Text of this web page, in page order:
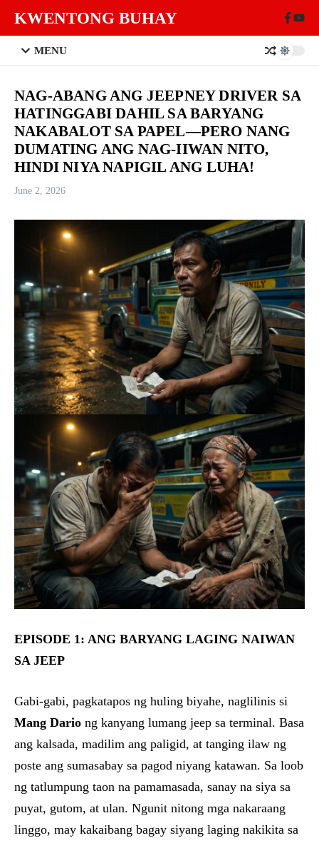
KWENTONG BUHAY
MENU
NAG-ABANG ANG JEEPNEY DRIVER SA
HATINGGABI DAHIL SA BARYANG
NAKABALOT SA PAPEL—PERO NANG
DUMATING ANG NAG-IIWAN NITO,
HINDI NIYA NAPIGIL ANG LUHA!
June 2, 2026
EPISODE 1: ANG BARYANG LAGING NAIWAN
SA JEEP
Gabi-gabi, pagkatapos ng huling biyahe, naglilinis si
Mang Dario ng kanyang lumang jeep sa terminal. Basa
ang kalsada, madilim ang paligid, at tanging ilaw ng
poste ang sumasabay sa pagod niyang katawan. Sa loob
ng tatlumpung taon na pamamasada, sanay na siya sa
puyat, gutom, at ulan. Ngunit nitong mga nakaraang
linggo, may kakaibang bagay siyang laging nakikita sa